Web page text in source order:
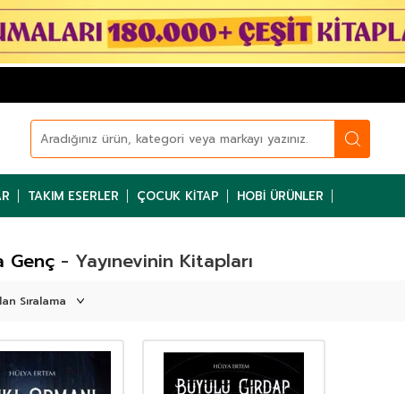
TAKIM ESERLER ÇOCUK KITAP HOBI ÜRÜNLER
- Yayınevinin Kitapları
Genç